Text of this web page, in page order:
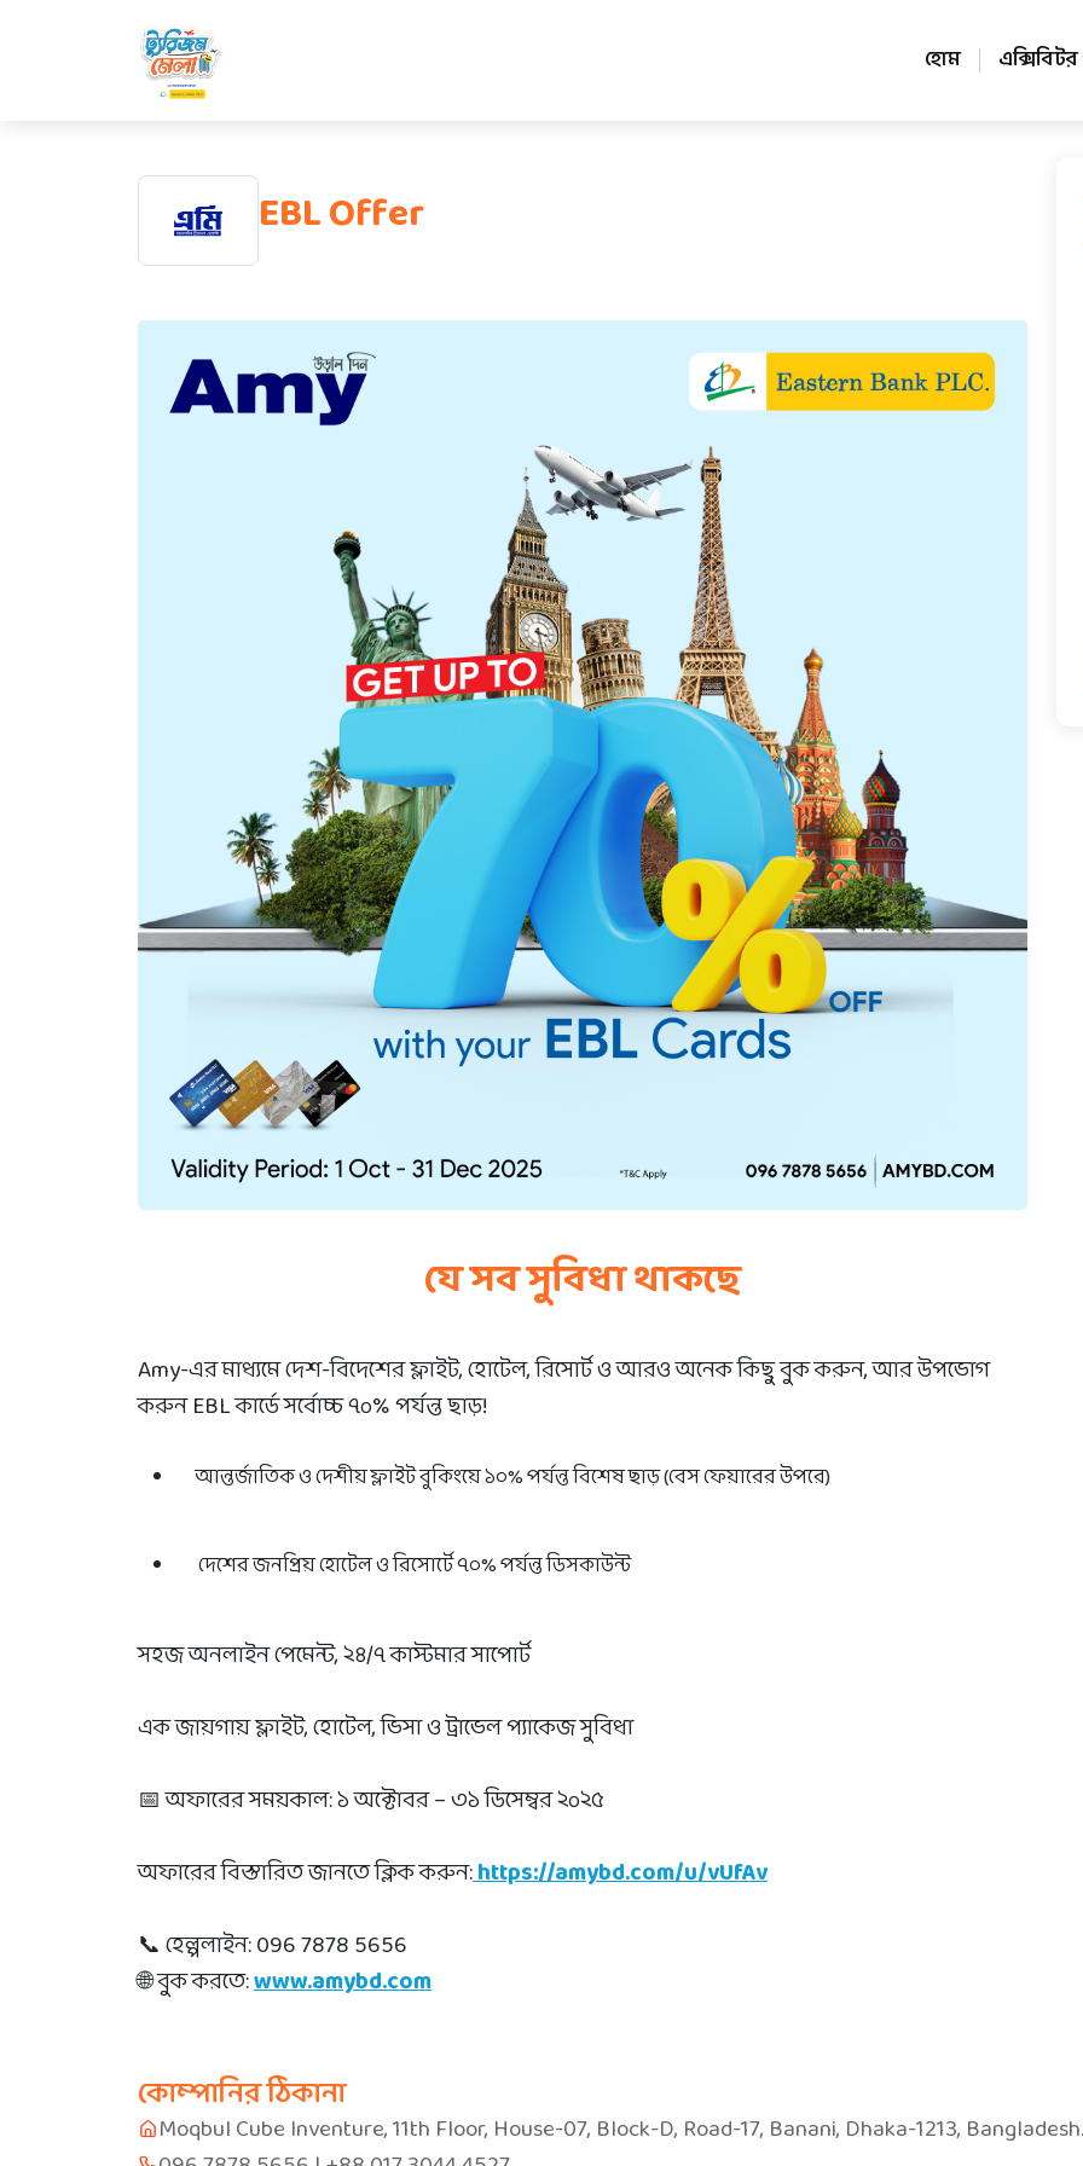
হোম এক্সিবিটর
EBL Offer
যে সব সুবিধা থাকছে
Amy-এর মাধ্যমে দেশ-বিদেশের ফ্লাইট, হোটেল, রিসোর্ট ও আরও অনেক কিছু বুক করুন, আর উপভোগ
করুন EBL কার্ডে সর্বোচ্চ ৭০% পর্যন্ত ছাড়!
আন্তর্জাতিক ও দেশীয় ফ্লাইট বুকিংয়ে ১০% পর্যন্ত বিশেষ ছাড় (বেস ফেয়ারের উপরে)
দেশের জনপ্রিয় হোটেল ও রিসোর্টে ৭০% পর্যন্ত ডিসকাউন্ট
সহজ অনলাইন পেমেন্ট, ২৪/৭ কাস্টমার সাপোর্ট
এক জায়গায় ফ্লাইট, হোটেল, ভিসা ও ট্রাভেল প্যাকেজ সুবিধা
📅 অফারের সময়কাল: ১ অক্টোবর – ৩১ ডিসেম্বর ২০২৫
অফারের বিস্তারিত জানতে ক্লিক করুন:https://amybd.com/u/vUfAv
📞 হেল্পলাইন: 096 7878 5656
🌐 বুক করতে:www.amybd.com
কোম্পানির ঠিকানা
Moqbul Cube Inventure, 11th Floor, House-07, Block-D, Road-17, Banani, Dhaka-1213, Bangladesh.